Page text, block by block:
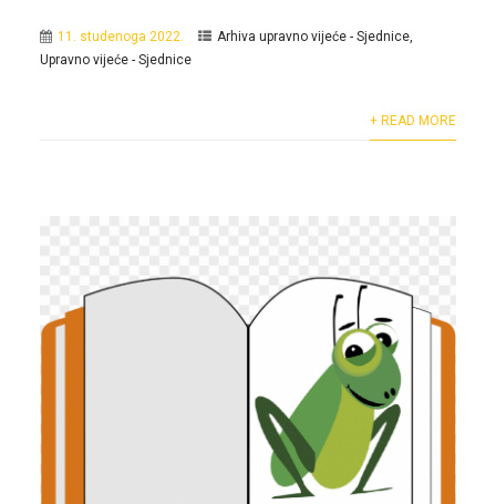
11. studenoga 2022. Arhiva upravno vijeće - Sjednice,
Upravno vijeće - Sjednice
+ READ MORE